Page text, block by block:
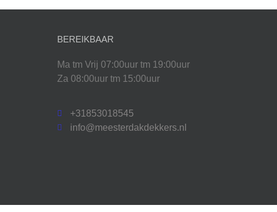
BEREIKBAAR
Ma tm Vrij 07:00uur tm 19:00uur
Za 08:00uur tm 15:00uur
+31853018545
info@meesterdakdekkers.nl